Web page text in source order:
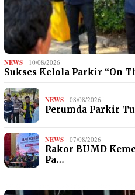
NEWS 10/08/2026
Sukses Kelola Parkir “On
NEWS 08/08/2026
Perumda Parkir
NEWS 07/08/2026
Rakor BUMD
Pa…